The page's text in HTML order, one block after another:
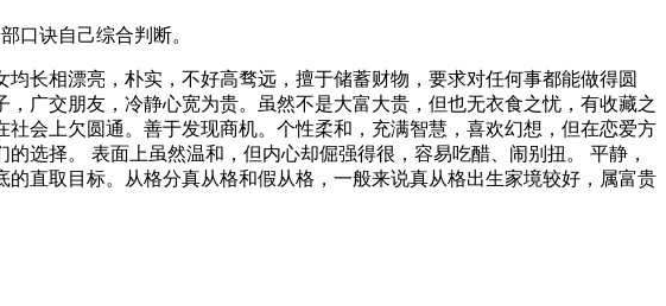
口诀自己综合判断。
长相漂亮，朴实，不好高骛远，擅于储蓄财物，要求对任何事都能做得圆
广交朋友，冷静心宽为贵。虽然不是大富大贵，但也无衣食之忧，有收藏之
会上欠圆通。善于发现商机。个性柔和，充满智慧，喜欢幻想，但在恋爱方
选择。 表面上虽然温和，但内心却倔强得很，容易吃醋、闹别扭。 平静，
直取目标。从格分真从格和假从格，一般来说真从格出生家境较好，属富贵